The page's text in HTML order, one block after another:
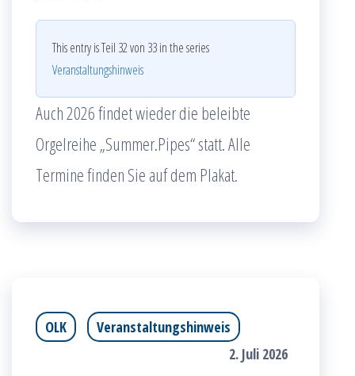
This entry is Teil 32 von 33 in the series
Veranstaltungshinweis
Auch 2026 findet wieder die beleibte
Orgelreihe „Summer.Pipes“ statt. Alle
Termine finden Sie auf dem Plakat.
OLK
Veranstaltungshinweis
2. Juli 2026